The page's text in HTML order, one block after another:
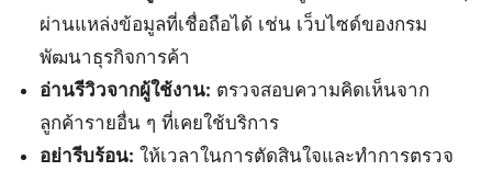
ผ่านแหล่งข้อมูลที่เชื่อถือได้ เช่น เว็บไซด์ของกรม
พัฒนาธุรกิจการค้า
อ่านรีวิวจากผู้ใช้งาน: ตรวจสอบความคิดเห็นจาก
ลูกค้ารายอื่น ๆ ที่เคยใช้บริการ
อย่ารีบร้อน: ให้เวลาในการตัดสินใจและทำการตรวจ